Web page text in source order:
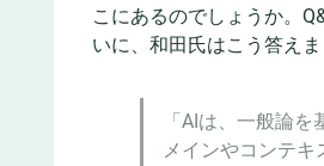
こにあるのでしょうか。
いに、和田氏はこう答えま
「AIは、一般論
メインやコンテ